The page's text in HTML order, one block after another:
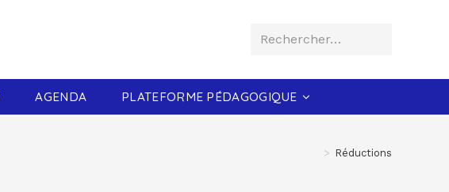
Rechercher…
AGENDA PLATEFORME PÉDAGOGIQUE
> Réductions